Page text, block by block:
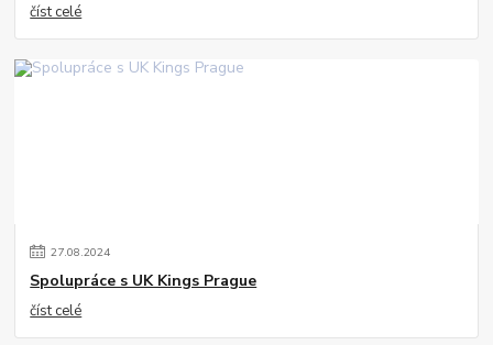
číst celé
27.08.2024
Spolupráce s UK Kings Prague
číst celé